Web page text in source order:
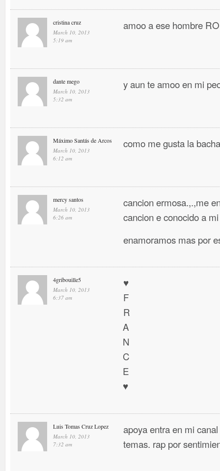
cristina cruz
March 10, 2013
5:19 am
amoo a ese hombre
dante mego
March 10, 2013
5:32 am
y aun te amoo en mi
Máximo Santás de Arcos
March 10, 2013
6:12 am
como me gusta la
mercy santos
March 10, 2013
6:26 am
cancion ermosa.,.,me
cancion e conocido a
enamoramos mas por
4gribouille5
March 10, 2013
6:37 am
♥
F
R
A
N
C
E
♥
Luis Tomas Cruz Lopez
March 10, 2013
7:32 am
apoya entra en mi
temas. rap por